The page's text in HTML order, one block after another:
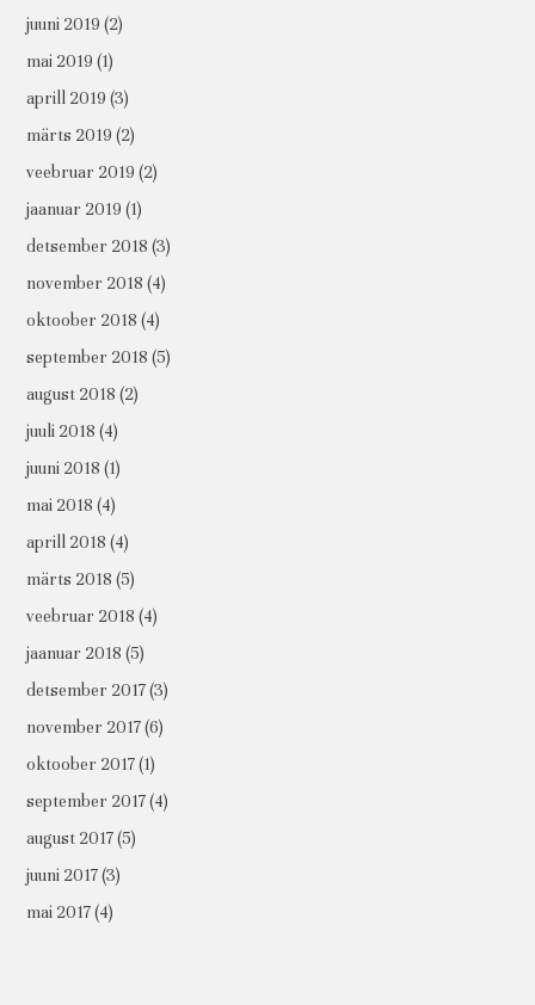
juuni 2019 (2)
mai 2019 (1)
aprill 2019 (3)
märts 2019 (2)
veebruar 2019 (2)
jaanuar 2019 (1)
detsember 2018 (3)
november 2018 (4)
oktoober 2018 (4)
september 2018 (5)
august 2018 (2)
juuli 2018 (4)
juuni 2018 (1)
mai 2018 (4)
aprill 2018 (4)
märts 2018 (5)
veebruar 2018 (4)
jaanuar 2018 (5)
detsember 2017(3)
november 2017(6)
oktoober 2017(1)
september 2017(4)
august 2017(5)
juuni 2017(3)
mai 2017(4)